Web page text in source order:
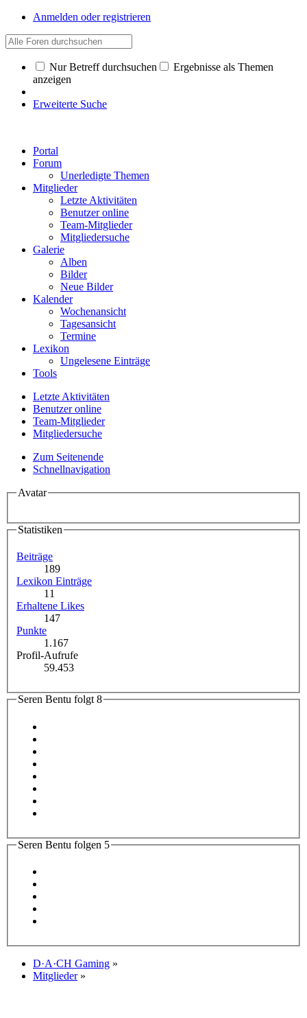
Anmelden oder registrieren
Nur Betreff durchsuchen
Ergebnisse als Themen
anzeigen
Erweiterte Suche
Portal
Forum
Unerledigte Themen
Mitglieder
Letzte Aktivitäten
Benutzer online
Team-Mitglieder
Mitgliedersuche
Galerie
Alben
Bilder
Neue Bilder
Kalender
Wochenansicht
Tagesansicht
Termine
Lexikon
Ungelesene Einträge
Tools
Letzte Aktivitäten
Benutzer online
Team-Mitglieder
Mitgliedersuche
Zum Seitenende
Schnellnavigation
Avatar
Statistiken
Beiträge
189
Lexikon Einträge
11
Erhaltene Likes
147
Punkte
1.167
Profil-Aufrufe
59.453
Seren Bentu folgt 8
Seren Bentu folgen 5
D·A·CH Gaming »
Mitglieder »